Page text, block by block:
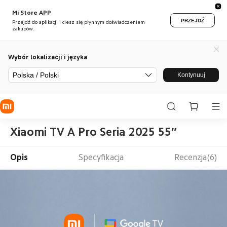
Mi Store APP
Przejdź do aplikacji i ciesz się płynnym doświadczeniem
zakupów.
PRZEJDŹ
Wybór lokalizacji i języka
Polska / Polski Kontynuuj
Xiaomi TV A Pro Seria 2025 55″
Opis Specyfikacja Recenzja(6)